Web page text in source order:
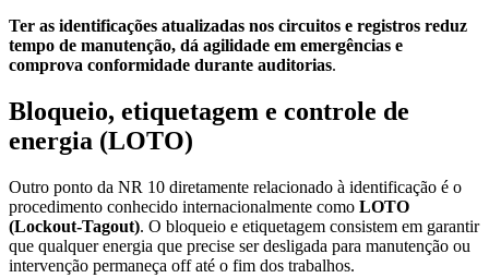
Ter as identificações atualizadas nos circuitos e registros reduz
tempo de manutenção, dá agilidade em emergências e
comprova conformidade durante auditorias.
Bloqueio, etiquetagem e controle de
energia (LOTO)
Outro ponto da NR 10 diretamente relacionado à identificação é o
procedimento conhecido internacionalmente como LOTO
(Lockout-Tagout). O bloqueio e etiquetagem consistem em garantir
que qualquer energia que precise ser desligada para manutenção ou
intervenção permaneça off até o fim dos trabalhos.